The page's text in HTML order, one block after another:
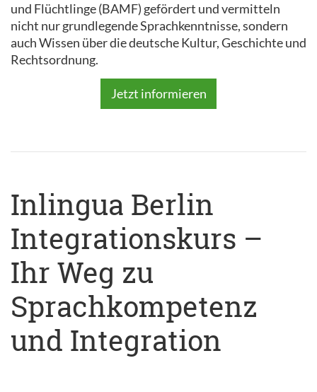
und Flüchtlinge (BAMF) gefördert und vermitteln
nicht nur grundlegende Sprachkenntnisse, sondern
auch Wissen über die deutsche Kultur, Geschichte und
Rechtsordnung.
Jetzt informieren
Inlingua Berlin
Integrationskurs –
Ihr Weg zu
Sprachkompetenz
und Integration